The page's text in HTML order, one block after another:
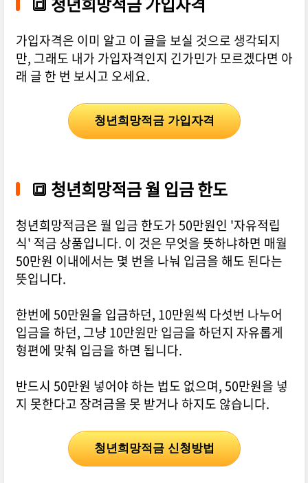
가입자격은 이미 알고 이 글을 보실 것으로 생각되지
만, 그래도 내가 가입자격인지 긴가민가 모르겠다면 아
래 글 한 번 보시고 오세요.
청년희망적금 가입자격
🔳 청년희망적금 월 입금 한도
청년희망적금은 월 입금 한도가 50만원인 '자유적립
식' 적금 상품입니다. 이 것은 무엇을 뜻하냐하면 매월
50만원 이내에서는 몇 번을 나눠 입금을 해도 된다는
뜻입니다.
한번에 50만원을 입금하던, 10만원씩 다섯번 나누어
입금을 하던, 그냥 10만원만 입금을 하던지 자유롭게
형편에 맞춰 입금을 하면 됩니다.
반드시 50만원 넣어야 하는 법도 없으며, 50만원을 넣
지 못한다고 장려금을 못 받거나 하지도 않습니다.
청년희망적금 신청방법